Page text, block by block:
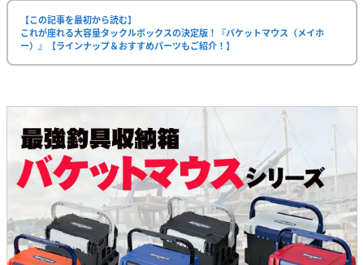
【この記事を最初から読む】
これが座れる大容量タックルボックスの決定版！『バケットマウス（メイホ
ー）』【ラインナップ＆おすすめパーツもご紹介！】